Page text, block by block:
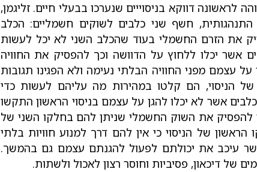
לראשונה דווקא בניסוייים שנערכו בבעלי חיים. זליגמן,
חשף שני כלבים לשוקים חשמליים: הכלב
את הזרם החשמלי בעוד שהכלב השני לא יכל לעשות
אשר יכלו ללחוץ על הדוושה וכך להפסיק את החוויה
עצמם מפני החוויה הבלתי נעימה ולא הפגינו תגובות
של הניסוי, הם קלטו במהירות מה עליהם לעשות כדי
אשר לא יכלו להגן על עצמם בניסוי הראשון התקשו
להפסיק את השוק החשמלי שניתן להם בחלקו השני של
של הניסוי כי אין להם דרך למנוע חוויות בלתי
אשר עיכב את יכולתם לפעול להגנתם עצמם גם בהמשך.
של דיכאון, פסיביות וחוסר רצון לאכול ולשתות.